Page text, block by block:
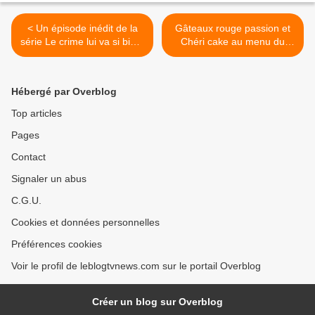
< Un épisode inédit de la
série Le crime lui va si bien,
avec Claudia Tagbo, le 8
Gâteaux rouge passion et
Chéri cake au menu du
Meilleur pâtissier ce
Hébergé par Overblog
Top articles
Pages
Contact
Signaler un abus
C.G.U.
Cookies et données personnelles
Préférences cookies
Voir le profil de leblogtvnews.com sur le portail Overblog
Créer un blog sur Overblog